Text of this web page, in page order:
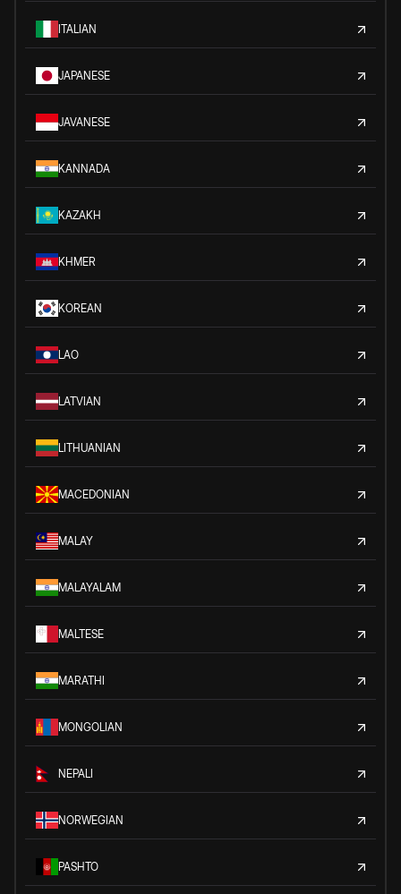
ITALIAN
JAPANESE
JAVANESE
KANNADA
KAZAKH
KHMER
KOREAN
LAO
LATVIAN
LITHUANIAN
MACEDONIAN
MALAY
MALAYALAM
MALTESE
MARATHI
MONGOLIAN
NEPALI
NORWEGIAN
PASHTO